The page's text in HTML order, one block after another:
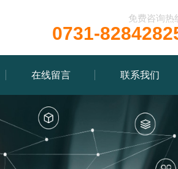
免费咨询热
0731-
在线留言 联系我们